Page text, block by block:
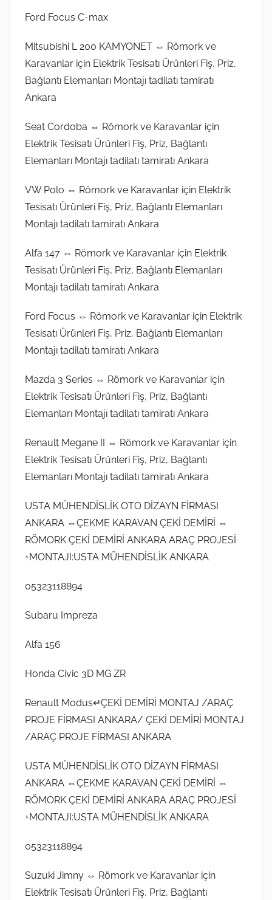
Ford Focus C-max
Mitsubishi L 200 KAMYONET ⇔ Römork ve
Karavanlar için Elektrik Tesisatı Ürünleri Fiş, Priz,
Bağlantı Elemanları Montajı tadilatı tamiratı
Ankara
Seat Cordoba ⇔ Römork ve Karavanlar için
Elektrik Tesisatı Ürünleri Fiş, Priz, Bağlantı
Elemanları Montajı tadilatı tamiratı Ankara
VW Polo ⇔ Römork ve Karavanlar için Elektrik
Tesisatı Ürünleri Fiş, Priz, Bağlantı Elemanları
Montajı tadilatı tamiratı Ankara
Alfa 147 ⇔ Römork ve Karavanlar için Elektrik
Tesisatı Ürünleri Fiş, Priz, Bağlantı Elemanları
Montajı tadilatı tamiratı Ankara
Ford Focus ⇔ Römork ve Karavanlar için Elektrik
Tesisatı Ürünleri Fiş, Priz, Bağlantı Elemanları
Montajı tadilatı tamiratı Ankara
Mazda 3 Series ⇔ Römork ve Karavanlar için
Elektrik Tesisatı Ürünleri Fiş, Priz, Bağlantı
Elemanları Montajı tadilatı tamiratı Ankara
Renault Megane II ⇔ Römork ve Karavanlar için
Elektrik Tesisatı Ürünleri Fiş, Priz, Bağlantı
Elemanları Montajı tadilatı tamiratı Ankara
USTA MÜHENDİSLİK OTO DİZAYN FİRMASI
ANKARA ⇔ÇEKME KARAVAN ÇEKİ DEMİRİ ⇔
RÖMORK ÇEKİ DEMİRİ ANKARA ARAÇ PROJESİ
+MONTAJI:USTA MÜHENDİSLİK ANKARA
05323118894
Subaru Impreza
Alfa 156
Honda Civic 3D MG ZR
Renault Modus↵ÇEKİ DEMİRİ MONTAJ /ARAÇ
PROJE FİRMASI ANKARA/ ÇEKİ DEMİRİ MONTAJ
/ARAÇ PROJE FİRMASI ANKARA
USTA MÜHENDİSLİK OTO DİZAYN FİRMASI
ANKARA ⇔ÇEKME KARAVAN ÇEKİ DEMİRİ ⇔
RÖMORK ÇEKİ DEMİRİ ANKARA ARAÇ PROJESİ
+MONTAJI:USTA MÜHENDİSLİK ANKARA
05323118894
Suzuki Jimny ⇔ Römork ve Karavanlar için
Elektrik Tesisatı Ürünleri Fiş, Priz, Bağlantı